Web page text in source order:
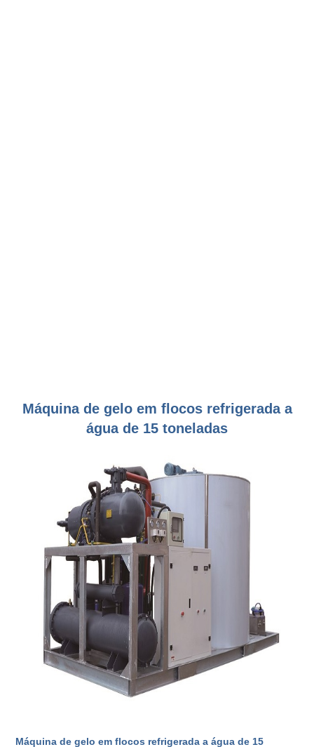
Máquina de gelo em flocos refrigerada a
água de 15 toneladas
Máquina de gelo em flocos refrigerada a água de 15